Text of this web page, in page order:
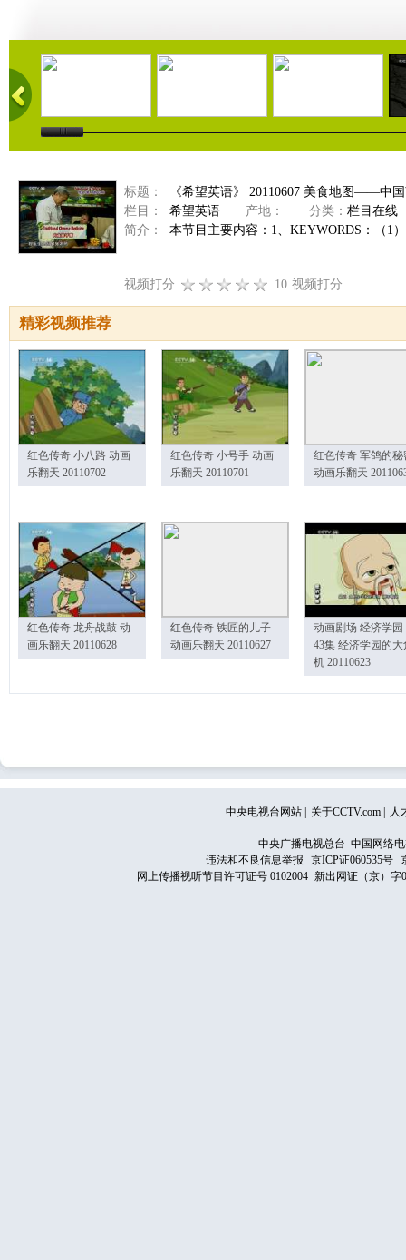
25:29 24:54 25:27
标题：
《希望英语》 20110607 美食地图——中
栏目：
希望英语 产地： 分类： 栏目在线
简介：
本节目主要内容：1、KEYWORDS：（1
视频打分 10 视频打分
精彩视频推荐
红色传奇 小八路 动画
乐翻天 20110702
红色传奇 小号手 动画
乐翻天 20110701
红色传奇 军鸽的秘
动画乐翻天
红色传奇 龙舟战鼓 动
画乐翻天 20110628
红色传奇 铁匠的儿子
动画乐翻天 20110627
动画剧场 经济学园
43集 经济学园的大
机 20110623
中央电视台网站 关于CCTV.com 人
中央广播电视总台 中国网络
违法和不良信息举报
京ICP证060535号
网上传播视听节目许可证号 0102004 新出网证（京）